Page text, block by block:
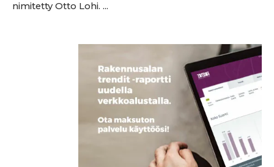
nimitetty Otto Lohi. ...